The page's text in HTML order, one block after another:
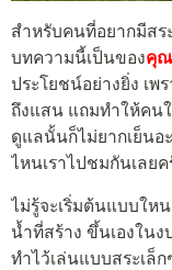
สำหรับคนที่อยากมีสร
บทความนี้เป็นของคุณ
ประโยชน์อย่างยิ่ง เพ
ถึงแสน แถมทำให้คน
ดูแลนั้นก็ไม่ยากเย็นอ
ไหนเราไปชมกันเลยค
ไม่รู้จะเริ่มต้นแบบให
น้ำที่สร้าง ขึ้นเองในง
ทำไว้เล่นแบบสระเล็